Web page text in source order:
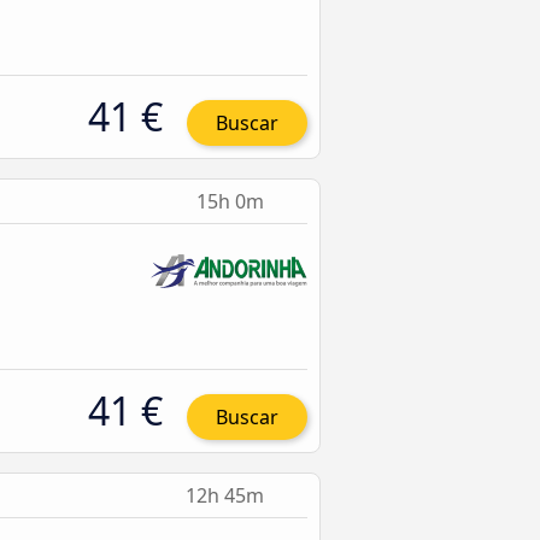
41 € Buscar
15h 0m
41 € Buscar
12h 45m